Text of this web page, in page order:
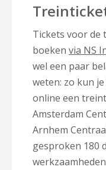
Tickets voor de
boeken via NS
wel een paar
weten: zo kun
online een
Amsterdam
Arnhem
gesproken 180